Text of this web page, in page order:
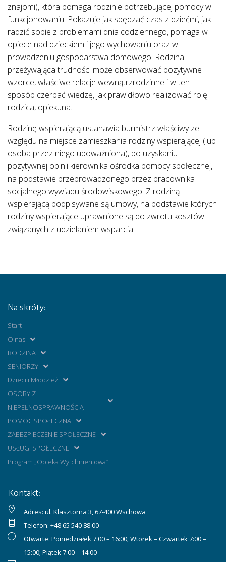
znajomi), która pomaga rodzinie potrzebującej pomocy w
funkcjonowaniu. Pokazuje jak spędzać czas z dziećmi, jak
radzić sobie z problemami dnia codziennego, pomaga w
opiece nad dzieckiem i jego wychowaniu oraz w
prowadzeniu gospodarstwa domowego. Rodzina
przeżywająca trudności może obserwować pozytywne
wzorce, właściwe relacje wewnątrzrodzinne i w ten
sposób czerpać wiedzę, jak prawidłowo realizować rolę
rodzica, opiekuna.
Rodzinę wspierającą ustanawia burmistrz właściwy ze
względu na miejsce zamieszkania rodziny wspierającej (lub
osoba przez niego upoważniona), po uzyskaniu
pozytywnej opinii kierownika ośrodka pomocy społecznej,
na podstawie przeprowadzonego przez pracownika
socjalnego wywiadu środowiskowego. Z rodziną
wspierającą podpisywane są umowy, na podstawie których
rodziny wspierające uprawnione są do zwrotu kosztów
związanych z udzielaniem wsparcia.
Na skróty:
Start
O nas
RODZINA
SENIORZY
Dzieci i Młodzież
OSOBY Z
NIEPEŁNOSPRAWNOŚCIĄ
POMOC SPOŁECZNA
ZABEZPIECZENIE SPOŁECZNE
USŁUGI SPOŁECZNE
Program „Opieka Wytchnieniowa”
Kontakt:
Adres: ul. Klasztorna 3, 67-400 Wschowa
Telefon: +48 65 540 88 00
Otwarte: Poniedziałek 7:00 – 16:00; Wtorek – Czwartek 7:00 –
15:00; Piątek 7:00 – 14:00